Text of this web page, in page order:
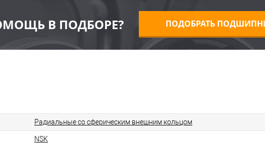
В ПОДБОРЕ? ПОДОБРАТЬ
Радиальные со сферическим внешним кольцом
NSK